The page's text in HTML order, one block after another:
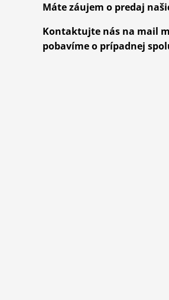
Máte záujem o predaj
Kontaktujte nás na mail
pobavíme o prípadnej